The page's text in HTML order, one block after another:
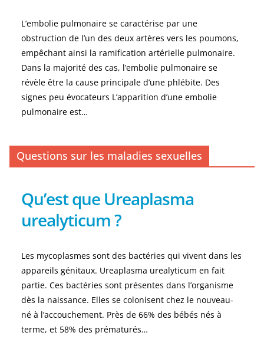
L’embolie pulmonaire se caractérise par une
obstruction de l’un des deux artères vers les poumons,
empêchant ainsi la ramification artérielle pulmonaire.
Dans la majorité des cas, l’embolie pulmonaire se
révèle être la cause principale d’une phlébite. Des
signes peu évocateurs L’apparition d’une embolie
pulmonaire est…
Questions sur les maladies sexuelles
Qu’est que Ureaplasma
urealyticum ?
Les mycoplasmes sont des bactéries qui vivent dans les
appareils génitaux. Ureaplasma urealyticum en fait
partie. Ces bactéries sont présentes dans l’organisme
dès la naissance. Elles se colonisent chez le nouveau-
né à l’accouchement. Près de 66% des bébés nés à
terme, et 58% des prématurés…